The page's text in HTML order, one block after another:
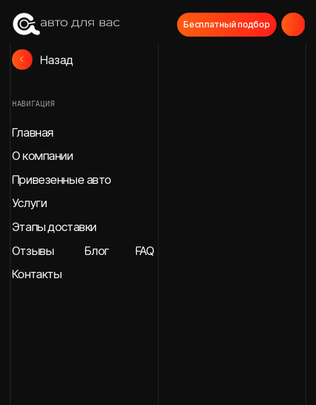
Бесплатный подбор
О компании
Привезенные авто
Этапы доставки
Отзывы
Блог FAQ